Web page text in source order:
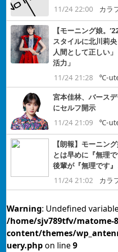
11/24 22:00
カラ
【モーニング娘。
スタイルに北川莉
人間として正しい
活力」
11/24 21:28
℃-
宮本佳林、バース
にセルフ開示
11/24 21:09
℃-
【朗報】モーニン
とは早めに『無理
後輩が『無理です
11/24 21:02
カラ
Warning: Undefined
/home/sjv789tfv/matome-
content/themes/
uery.phpon line9